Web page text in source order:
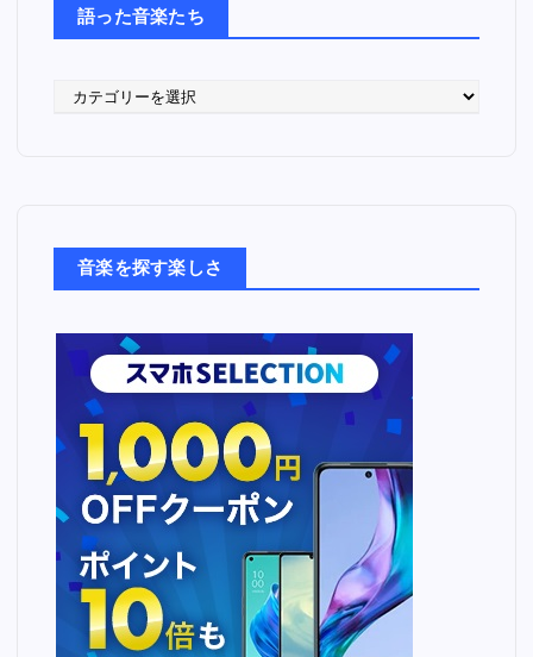
語った音楽たち
音楽を探す楽しさ